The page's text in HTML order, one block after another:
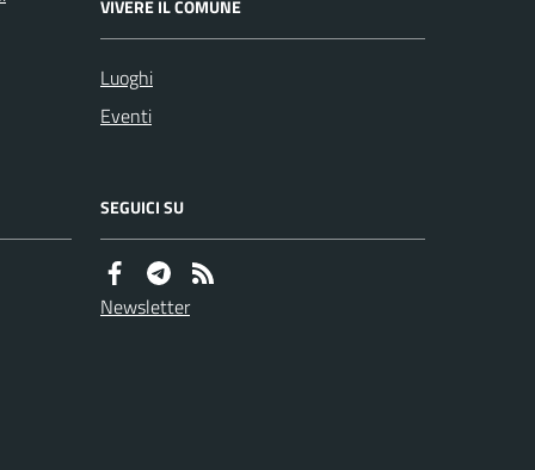
VIVERE IL COMUNE
Luoghi
Eventi
SEGUICI SU
Newsletter